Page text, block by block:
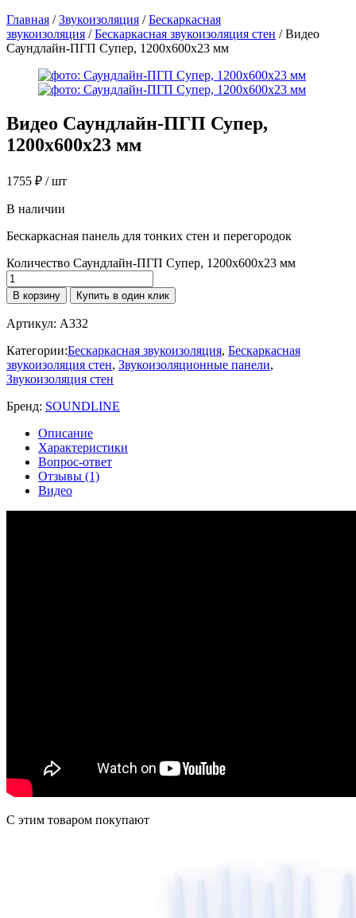
Главная /Звукоизоляция /Бескаркасная
звукоизоляция /Бескаркасная звукоизоляция стен / Видео
Саундлайн-ПГП Супер, 1200х600х23 мм
Видео Саундлайн-ПГП Супер,
1200х600х23 мм
1755 ₽ / шт
В наличии
Бескаркасная панель для тонких стен и перегородок
Количество Саундлайн-ПГП Супер, 1200х600х23 мм
В корзину Купить в один клик
Артикул: A332
Категории:Бескаркасная звукоизоляция, Бескаркасная
звукоизоляция стен, Звукоизоляционные панели,
Звукоизоляция стен
Бренд: SOUNDLINE
Описание
Характеристики
Вопрос-ответ
Отзывы (1)
Видео
C этим товаром покупают